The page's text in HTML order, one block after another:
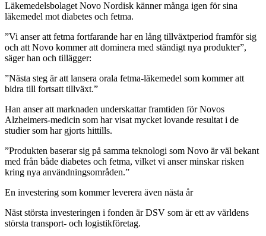
Läkemedelsbolaget Novo Nordisk känner många igen för sina
läkemedel mot diabetes och fetma.
”Vi anser att fetma fortfarande har en lång tillväxtperiod framför sig
och att Novo kommer att dominera med ständigt nya produkter”,
säger han och tillägger:
”Nästa steg är att lansera orala fetma-läkemedel som kommer att
bidra till fortsatt tillväxt.”
Han anser att marknaden underskattar framtiden för Novos
Alzheimers-medicin som har visat mycket lovande resultat i de
studier som har gjorts hittills.
”Produkten baserar sig på samma teknologi som Novo är väl bekant
med från både diabetes och fetma, vilket vi anser minskar risken
kring nya användningsområden.”
En investering som kommer leverera även nästa år
Näst största investeringen i fonden är DSV som är ett av världens
största transport- och logistikföretag.